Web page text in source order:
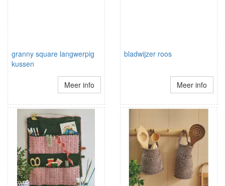
granny square langwerpig
kussen
Meer info
bladwijzer roos
Meer info